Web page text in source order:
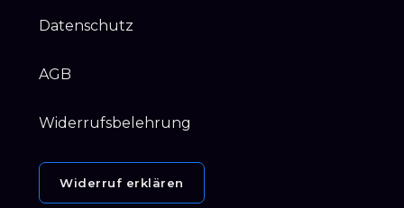
Datenschutz
AGB
Widerrufsbelehrung
Widerruf erklären